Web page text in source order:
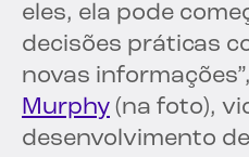
eles, ela pode
decisões práticas
novas
Murphy (na foto),
desenvolvimento